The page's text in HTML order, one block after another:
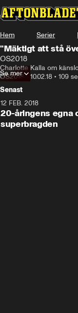
Hem Serier
"Mäktigt att stå
OS2018
Charlotte Kalla om
OS2018• 10.02.18 • 109
Se mer
Senast
12 FEB. 2018
20-åringens egna
superbragden